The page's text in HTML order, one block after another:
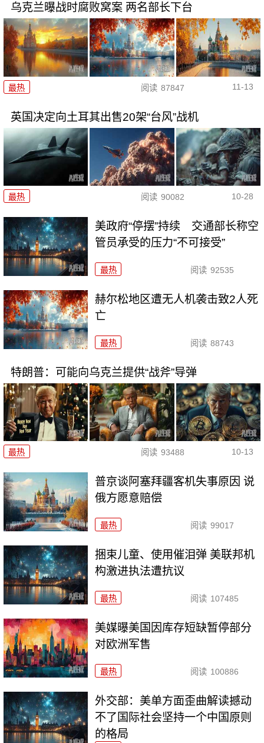
乌克兰曝战时腐败窝案 两名部长下台
最热 阅读 87847 11-13
英国决定向土耳其出售20架“台风”战机
最热 阅读 90082 10-28
美政府“停摆”持续 交通部长称空
管员承受的压力“不可接受”
最热 阅读 92535
赫尔松地区遭无人机袭击致2人死
亡
最热 阅读 88743
特朗普：可能向乌克兰提供“战斧”导弹
最热 阅读 93488 10-13
普京谈阿塞拜疆客机失事原因 说
俄方愿意赔偿
最热 阅读 99017
捆束儿童、使用催泪弹 美联邦机
构激进执法遭抗议
最热 阅读 107485
美媒曝美国因库存短缺暂停部分
对欧洲军售
最热 阅读 100886
外交部：美单方面歪曲解读撼动
不了国际社会坚持一个中国原则
的格局